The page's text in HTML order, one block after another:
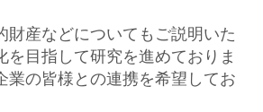
財産などについてもご説明いた
を目指して研究を進めておりま
業の皆様との連携を希望してお